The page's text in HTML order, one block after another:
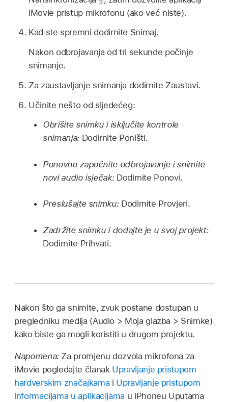
iMovie pristup mikrofonu (ako već niste).
Kad ste spremni dodirnite Snimaj.
Nakon odbrojavanja od tri sekunde počinje
snimanje.
Za zaustavljanje snimanja dodirnite Zaustavi.
Učinite nešto od sljedećeg:
Obrišite snimku i isključite kontrole
snimanja: Dodirnite Poništi.
Ponovno započnite odbrojavanje i snimite
novi audio isječak: Dodirnite Ponovi.
Preslušajte snimku: Dodirnite Provjeri.
Zadržite snimku i dodajte je u svoj projekt:
Dodirnite Prihvati.
Nakon što ga snimite, zvuk postane dostupan u
pregledniku medija (Audio > Moja glazba > Snimke)
kako biste ga mogli koristiti u drugom projektu.
Napomena: Za promjenu dozvola mikrofona za
iMovie pogledajte članak Upravljanje pristupom
hardverskim značajkama i Upravljanje pristupom
informacijama u aplikacijama u iPhoneu Uputama